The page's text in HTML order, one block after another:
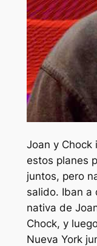
Joan y Chock
estos planes
juntos, pero
salido. Iban a
nativa de
Chock, y
Nueva York